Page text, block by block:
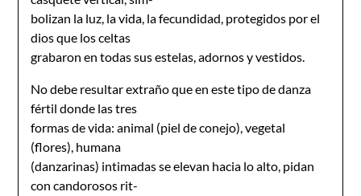
bolizan la luz, la vida, la fecundidad, protegidos por el
dios que los celtas
grabaron en todas sus estelas, adornos y vestidos.
No debe resultar extraño que en este tipo de danza
fértil donde las tres
formas de vida: animal (piel de conejo), vegetal
(flores), humana
(danzarinas) intimadas se elevan hacia lo alto, pidan
con candorosos rit-